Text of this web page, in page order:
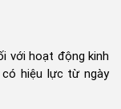
với hoạt động kinh
hiệu lực từ ngày